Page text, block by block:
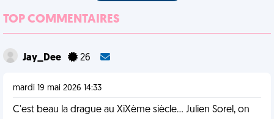
TOP COMMENTAIRES
Jay_Dee 26
mardi 19 mai 2026 14:33
C'est beau la drague au XiXème siècle... Julien Sorel, on